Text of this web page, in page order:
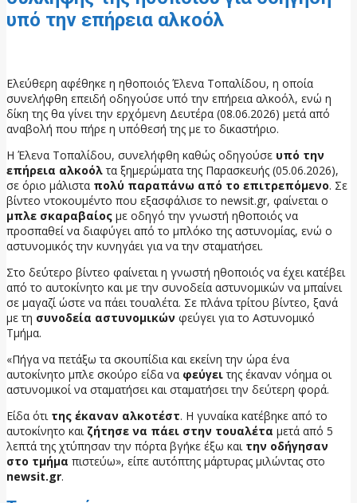
υπό την επήρεια αλκοόλ
Ελεύθερη αφέθηκε η ηθοποιός Έλενα Τοπαλίδου, η οποία
συνελήφθη επειδή οδηγούσε υπό την επήρεια αλκοόλ, ενώ η
δίκη της θα γίνει την ερχόμενη Δευτέρα (08.06.2026) μετά από
αναβολή που πήρε η υπόθεσή της με το δικαστήριο.
Η Έλενα Τοπαλίδου, συνελήφθη καθώς οδηγούσε υπό την
επήρεια αλκοόλτα ξημερώματα της Παρασκευής (05.06.2026),
σε όριο μάλιστα πολύ παραπάνω από το επιτρεπόμενο. Σε
βίντεο ντοκουμέντο που εξασφάλισε το newsit.gr, φαίνεται ο
μπλε σκαραβαίος με οδηγό την γνωστή ηθοποιός να
προσπαθεί να διαφύγει από το μπλόκο της αστυνομίας, ενώ ο
αστυνομικός την κυνηγάει για να την σταματήσει.
Στο δεύτερο βίντεο φαίνεται η γνωστή ηθοποιός να έχει κατέβει
από το αυτοκίνητο και με την συνοδεία αστυνομικών να μπαίνει
σε μαγαζί ώστε να πάει τουαλέτα. Σε πλάνα τρίτου βίντεο, ξανά
με τη συνοδεία αστυνομικών φεύγει για το Αστυνομικό
Τμήμα.
«Πήγα να πετάξω τα σκουπίδια και εκείνη την ώρα ένα
αυτοκίνητο μπλε σκούρο είδα να φεύγειτης έκαναν νόημα οι
αστυνομικοί να σταματήσει και σταματήσει την δεύτερη φορά.
Είδα ότι της έκαναν αλκοτέστ. Η γυναίκα κατέβηκε από το
αυτοκίνητο καιζήτησε να πάει στην τουαλέτα μετά από 5
λεπτά της χτύπησαν την πόρτα βγήκε έξω και την οδήγησαν
στο τμήμα πιστεύω», είπε αυτόπτης μάρτυρας μιλώντας στο
newsit.gr.